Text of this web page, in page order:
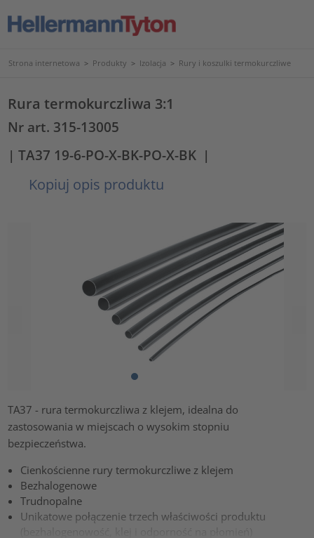
Strona internetowa > Produkty > Izolacja > Rury i koszulki termokurczliwe
Rura termokurczliwa 3:1
Nr art. 315-13005
| TA37 19-6-PO-X-BK-PO-X-BK |
Kopiuj opis produktu
TA37 - rura termokurczliwa z klejem, idealna do
zastosowania w miejscach o wysokim stopniu
bezpieczeństwa.
Cienkościenne rury termokurczliwe z klejem
Bezhalogenowe
Trudnopalne
Unikatowe połączenie trzech właściwości produktu